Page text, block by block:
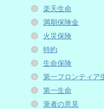
楽天生命
満期保険金
火災保険
特約
生命保険
第一フロンティア
第一生命
筆者の意見